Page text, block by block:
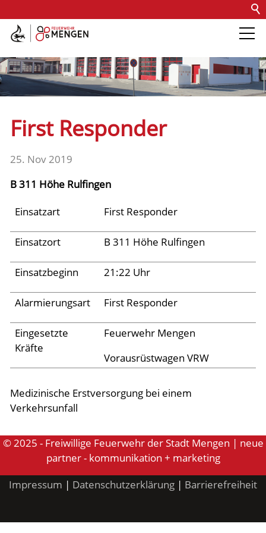
Kontakt Impressum
Barrierefreiheit
Die Feuerwehr
Fachdienste
Fahrzeuge
Einsätze
Aktuelles
Links
First Responder
25. Nov 2019
B 311 Höhe Rulfingen
Einsatzart
First Responder
Einsatzort B 311 Höhe Rulfingen
Einsatzbeginn 21:22 Uhr
Alarmierungsart First Responder
Eingesetzte
Kräfte
Feuerwehr Mengen
Vorausrüstwagen VRW
Medizinische Erstversorgung bei einem
Verkehrsunfall
© 2025 - Freiwillige Feuerwehr der Stadt Mengen | neue
partner - kommunikation + marketing
Impressum | Datenschutzerklärung | Barrierefreiheit